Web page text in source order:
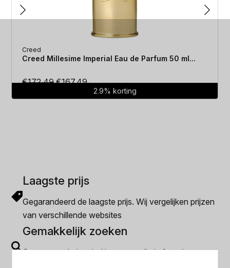
Creed
Creed Millesime Imperial Eau de Parfum 50 ml...
€172.49Oorspronkelijke
€167.49Huidige
prijs
2.9% korting
Laagste prijs
Gegarandeerd de laagste prijs. Wij vergelijken prijzen
van verschillende websites
Gemakkelijk zoeken
Op onze website vind je eenvoudig je favoriete